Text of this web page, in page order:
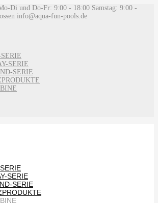
Di und Do-Fr: 9:00 - 18:00 Samstag: 9:00 -
info@aqua-fun-pools.de
SERIE
SERIE
SERIE
SERIE